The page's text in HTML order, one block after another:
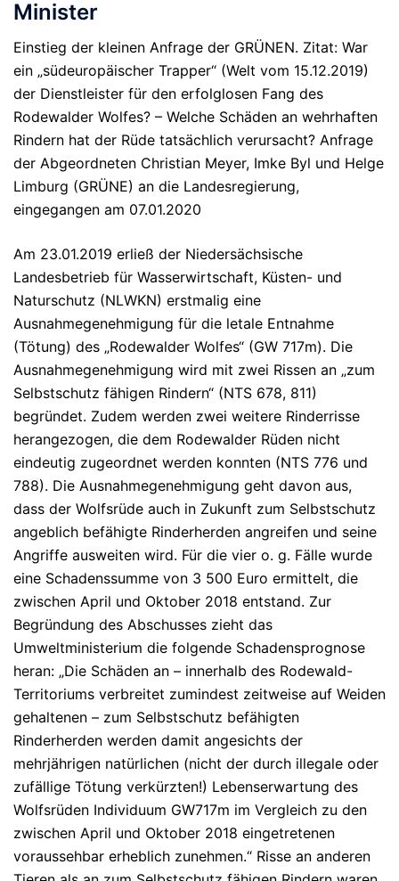
Minister
Einstieg der kleinen Anfrage der GRÜNEN. Zitat: War
ein „südeuropäischer Trapper“ (Welt vom 15.12.2019)
der Dienstleister für den erfolglosen Fang des
Rodewalder Wolfes? – Welche Schäden an wehrhaften
Rindern hat der Rüde tatsächlich verursacht? Anfrage
der Abgeordneten Christian Meyer, Imke Byl und Helge
Limburg (GRÜNE) an die Landesregierung,
eingegangen am 07.01.2020
Am 23.01.2019 erließ der Niedersächsische
Landesbetrieb für Wasserwirtschaft, Küsten- und
Naturschutz (NLWKN) erstmalig eine
Ausnahmegenehmigung für die letale Entnahme
(Tötung) des „Rodewalder Wolfes“ (GW 717m). Die
Ausnahmegenehmigung wird mit zwei Rissen an „zum
Selbstschutz fähigen Rindern“ (NTS 678, 811)
begründet. Zudem werden zwei weitere Rinderrisse
herangezogen, die dem Rodewalder Rüden nicht
eindeutig zugeordnet werden konnten (NTS 776 und
788). Die Ausnahmegenehmigung geht davon aus,
dass der Wolfsrüde auch in Zukunft zum Selbstschutz
angeblich befähigte Rinderherden angreifen und seine
Angriffe ausweiten wird. Für die vier o. g. Fälle wurde
eine Schadenssumme von 3 500 Euro ermittelt, die
zwischen April und Oktober 2018 entstand. Zur
Begründung des Abschusses zieht das
Umweltministerium die folgende Schadensprognose
heran: „Die Schäden an – innerhalb des Rodewald-
Territoriums verbreitet zumindest zeitweise auf Weiden
gehaltenen – zum Selbstschutz befähigten
Rinderherden werden damit angesichts der
mehrjährigen natürlichen (nicht der durch illegale oder
zufällige Tötung verkürzten!) Lebenserwartung des
Wolfsrüden Individuum GW717m im Vergleich zu den
zwischen April und Oktober 2018 eingetretenen
voraussehbar erheblich zunehmen.“ Risse an anderen